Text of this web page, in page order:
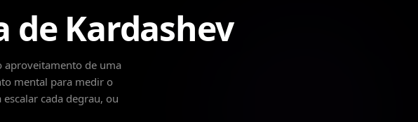
Engenharia em escala de quilonova
de Kardashev
aproveitamento de uma
mental para medir o
cada degrau, ou